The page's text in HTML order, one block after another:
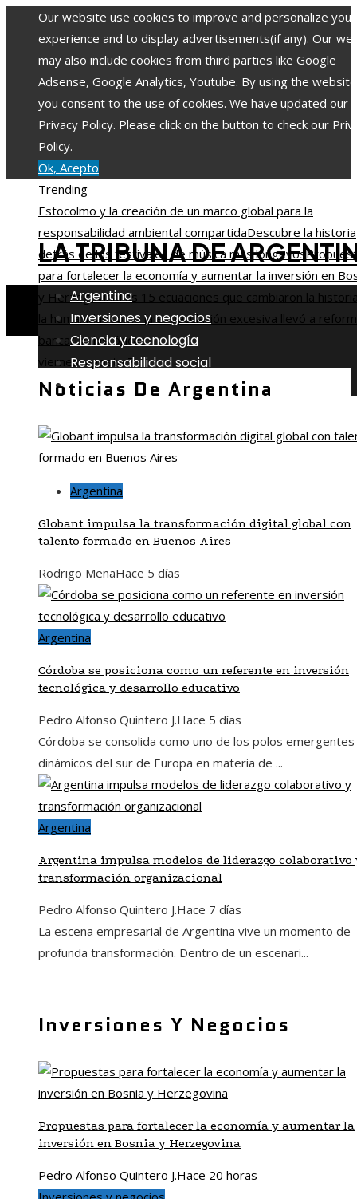
Our website use cookies to improve and personalize your
experience and to display advertisements(if any). Our
may also include cookies from third parties like Google
Adsense, Google Analytics, Youtube. By using the
you consent to the use of cookies. We have updated our
Privacy Policy. Please click on the button to check our
Policy.
Ok, Acepto
Trending
Estocolmo y la creación de un marco global para la
responsabilidad ambiental compartidaDescubre la historia
detrás de los festivales de música más longevos
para fortalecer la economía y aumentar la inversión en
y HerzegovinaLas 15 ecuaciones que cambiaron la
la humanidadCómo la especulación excesiva llevó a
bancarias históricas
viernes, agosto 7
LA TRIBUNA DE
Argentina
Inversiones y negocios
Ciencia y tecnología
Responsabilidad social
Cultura y ocio
Noticias De Argentina
Argentina
Globant impulsa la transformación digital global con
talento formado en Buenos Aires
Rodrigo MenaHace 5 días
Argentina
Córdoba se posiciona como un referente en inversión
tecnológica y desarrollo educativo
Pedro Alfonso Quintero J.Hace 5 días
Córdoba se consolida como uno de los polos
dinámicos del sur de Europa en materia de ...
Argentina
Argentina impulsa modelos de liderazgo colaborativo
transformación organizacional
Pedro Alfonso Quintero J.Hace 7 días
La escena empresarial de Argentina vive un momento de
profunda transformación. Dentro de un escenari...
Inversiones Y Negocios
Propuestas para fortalecer la economía y aumentar la
inversión en Bosnia y Herzegovina
Pedro Alfonso Quintero J.Hace 20 horas